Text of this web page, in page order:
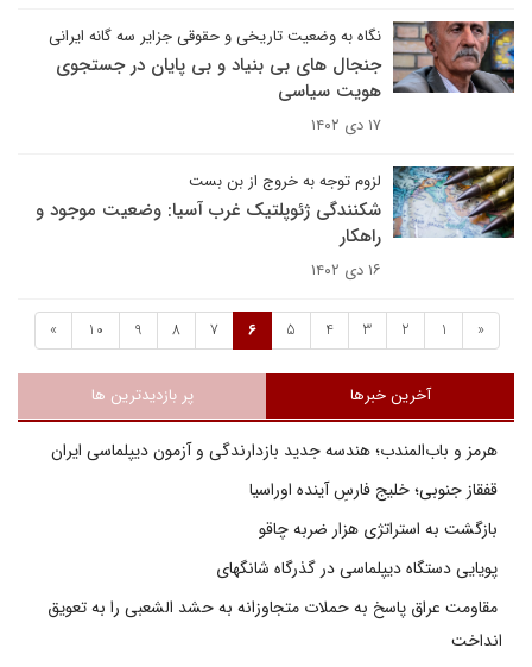
نگاه به وضعیت تاریخی و حقوقی جزایر سه گانه ایرانی
جنجال های بی بنیاد و بی پایان در جستجوی
هویت سیاسی
۱۷ دی ۱۴۰۲
لزوم توجه به خروج از بن بست
شکنندگی ژئوپلتیک غرب آسیا: وضعیت موجود و
راهکار
۱۶ دی ۱۴۰۲
«
1
2
3
4
5
6
7
8
9
10
»
آخرین خبرها پر بازدیدترین ها
هرمز و باب‌المندب؛ هندسه جدید بازدارندگی و آزمون دیپلماسی ایران
قفقاز جنوبی؛ خلیج فارسِ آینده اوراسیا
بازگشت به استراتژی هزار ضربه چاقو
پویایی دستگاه دیپلماسی در گذرگاه شانگهای
مقاومت عراق پاسخ به حملات متجاوزانه به حشد الشعبی را به تعویق
انداخت